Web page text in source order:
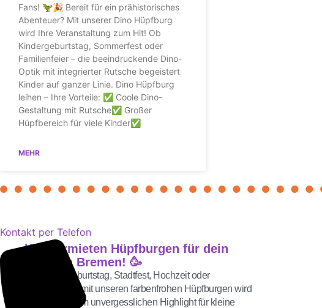
Fans! 🦖🎉 Bereit für ein prähistorisches
Abenteuer? Mit unserer Dino Hüpfburg
wird Ihre Veranstaltung zum Hit! Ob
Kindergeburtstag, Sommerfest oder
Familienfeier – die beeindruckende Dino-
Optik mit integrierter Rutsche begeistert
Kinder auf ganzer Linie. Dino Hüpfburg
leihen – Ihre Vorteile: ✅ Coole Dino-
Gestaltung mit Rutsche✅ Großer
Hüpfbereich für viele Kinder✅
MEHR
Wir vermieten Hüpfburgen für dein
Event in Bremen! 🥳
Ob Kindergeburtstag, Stadtfest, Hochzeit oder
Firmenfeier – mit unseren farbenfrohen Hüpfburgen wird
dein Event zum unvergesslichen Highlight für kleine
Kontakt per Telefon